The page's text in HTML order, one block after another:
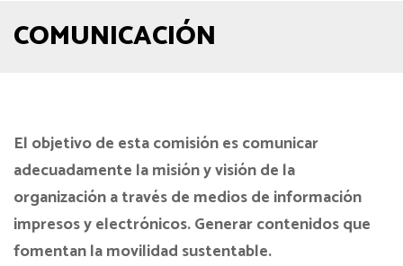
COMUNICACIÓN
El objetivo de esta comisión es comunicar
adecuadamente la misión y visión de la
organización a través de medios de información
impresos y electrónicos. Generar contenidos que
fomentan la movilidad sustentable.